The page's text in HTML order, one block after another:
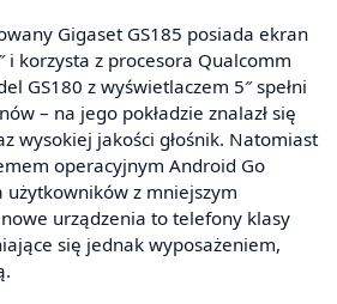
Gigaset GS185 posiada ekran
i korzysta z procesora Qualcomm
GS180 z wyświetlaczem 5″ spełni
– na jego pokładzie znalazł się
wysokiej jakości głośnik. Natomiast
operacyjnym Android Go
użytkowników z mniejszym
urządzenia to telefony klasy
się jednak wyposażeniem,